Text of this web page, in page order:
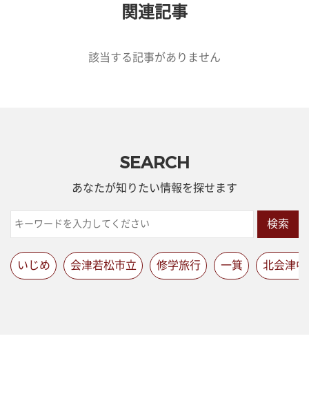
関連記事
該当する記事がありません
SEARCH
あなたが知りたい情報を探せます
検索
いじめ 会津若松市立 修学旅行 一箕 北会津中